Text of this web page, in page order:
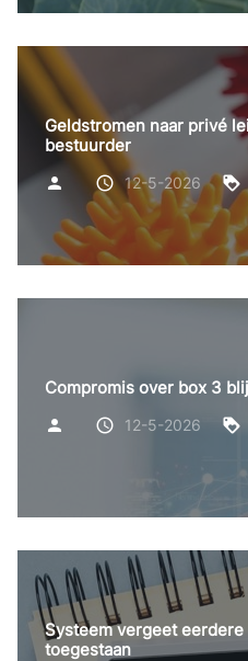
Geldstromen naar privé
bestuurder
12-5-2026
Compromis over box 3
12-5-2026
Systeem vergeet
toegestaan